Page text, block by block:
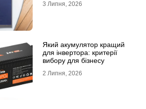
лучшим
3 Липня, 2026
Який акумулятор кращий
для інвертора: критерії
вибору для бізнесу
2 Липня, 2026